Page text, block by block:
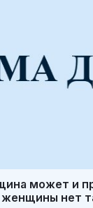
может и
нет